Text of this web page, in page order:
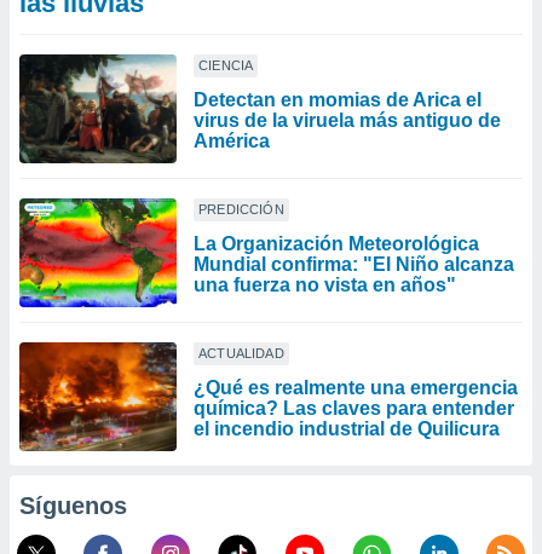
CIENCIA
Detectan en momias de Arica el
virus de la viruela más antiguo de
América
PREDICCIÓN
La Organización Meteorológica
Mundial confirma: "El Niño alcanza
una fuerza no vista en años"
ACTUALIDAD
¿Qué es realmente una emergencia
química? Las claves para entender
el incendio industrial de Quilicura
Síguenos